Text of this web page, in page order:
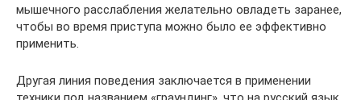
мышечного расслабления желательно овладеть заранее,
чтобы во время приступа можно было ее эффективно
применить.
Другая линия поведения заключается в применении